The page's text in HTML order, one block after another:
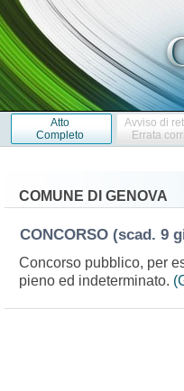
Atto
Completo
Avviso di
Errata
COMUNE DI GENOVA
CONCORSO (scad. 9
Concorso pubblico, per
pieno ed indeterminato.